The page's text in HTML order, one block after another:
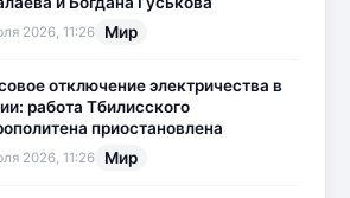
2026, 11:26 Мир
отключение электричества в
работа Тбилисского
приостановлена
2026, 11:26 Мир